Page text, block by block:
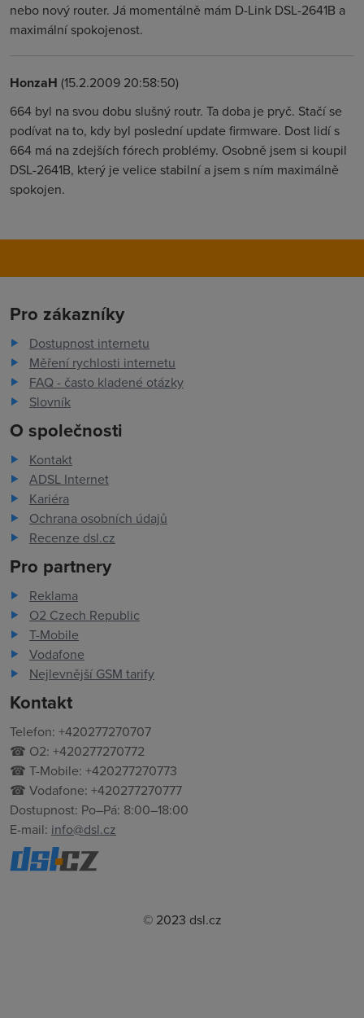
nebo nový router. Já momentálně mám D-Link DSL-2641B a
maximální spokojenost.
HonzaH (15.2.2009 20:58:50)
664 byl na svou dobu slušný routr. Ta doba je pryč. Stačí se
podívat na to, kdy byl poslední update firmware. Dost lidí s
664 má na zdejších fórech problémy. Osobně jsem si koupil
DSL-2641B, který je velice stabilní a jsem s ním maximálně
spokojen.
Pro zákazníky
Dostupnost internetu
Měření rychlosti internetu
FAQ - často kladené otázky
Slovník
O společnosti
Kontakt
ADSL Internet
Kariéra
Ochrana osobních údajů
Recenze dsl.cz
Pro partnery
Reklama
O2 Czech Republic
T-Mobile
Vodafone
Nejlevnější GSM tarify
Kontakt
Telefon: +420277270707
☎ O2: +420277270772
☎ T-Mobile: +420277270773
☎ Vodafone: +420277270777
Dostupnost: Po–Pá: 8:00–18:00
E-mail: info@dsl.cz
© 2023 dsl.cz